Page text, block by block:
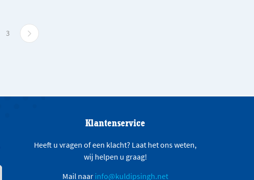
3
Klantenservice
Heeft u vragen of een klacht? Laat het ons weten,
wij helpen u graag!
Mail naar info@kuldipsingh.net